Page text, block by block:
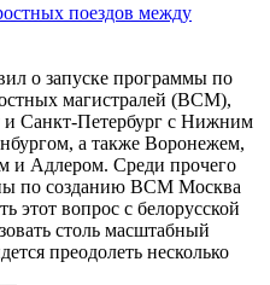
поездов между
о запуске программы по
магистралей (ВСМ),
и Санкт-Петербург с Нижним
а также Воронежем,
и Адлером. Среди прочего
по созданию ВСМ Москва
этот вопрос с белорусской
столь масштабный
преодолеть несколько